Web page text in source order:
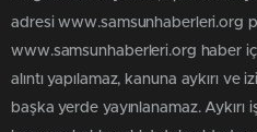
adresi www.samsunhaberleri.org
www.samsunhaberleri.org haber
alıntı yapılamaz, kanuna aykırı
başka yerde yayınlanamaz.